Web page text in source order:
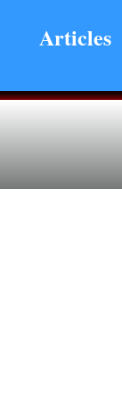
Articles